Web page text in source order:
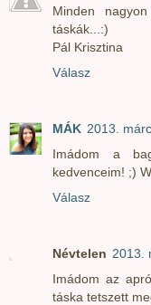
Minden
táskák...:)
Pál Krisztina
Válasz
MÁK 2013.
Imádom a
kedvenceim! ;)
Válasz
Névtelen 2013.
Imádom az
táska tetszett